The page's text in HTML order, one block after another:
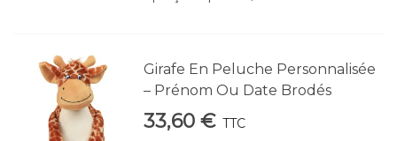
Girafe En Peluche Personnalisée
– Prénom Ou Date Brodés
33,60 € TTC